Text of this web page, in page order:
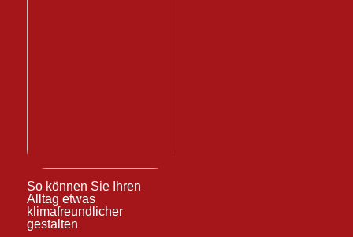
So können Sie Ihren
Alltag etwas
klimafreundlicher
gestalten